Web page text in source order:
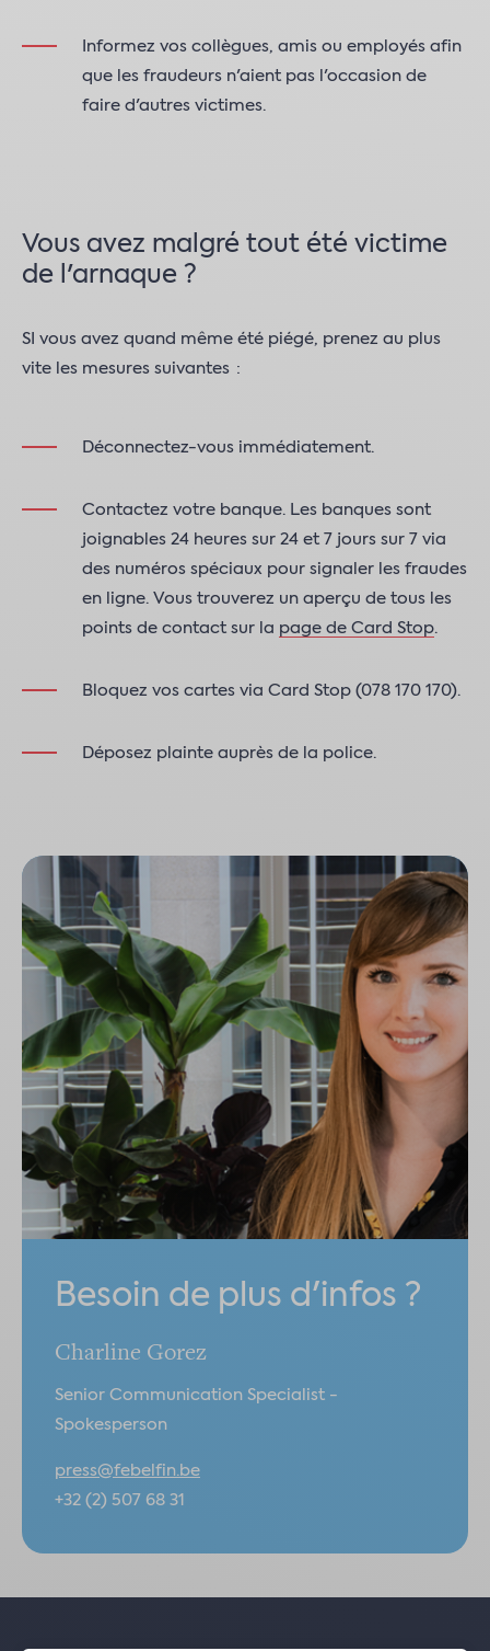
Informez vos collègues, amis ou employés afin
que les fraudeurs n'aient pas l'occasion de
faire d'autres victimes.
Vous avez malgré tout été victime
de l'arnaque ?
SI vous avez quand même été piégé, prenez au plus
vite les mesures suivantes :
Déconnectez-vous immédiatement.
Contactez votre banque. Les banques sont
joignables 24 heures sur 24 et 7 jours sur 7 via
des numéros spéciaux pour signaler les fraudes
en ligne. Vous trouverez un aperçu de tous les
points de contact sur la page de Card Stop.
Bloquez vos cartes via Card Stop (078 170 170).
Déposez plainte auprès de la police.
Besoin de plus d'infos ?
Charline Gorez
Senior Communication Specialist -
Spokesperson
press@febelfin.be
+32 (2) 507 68 31